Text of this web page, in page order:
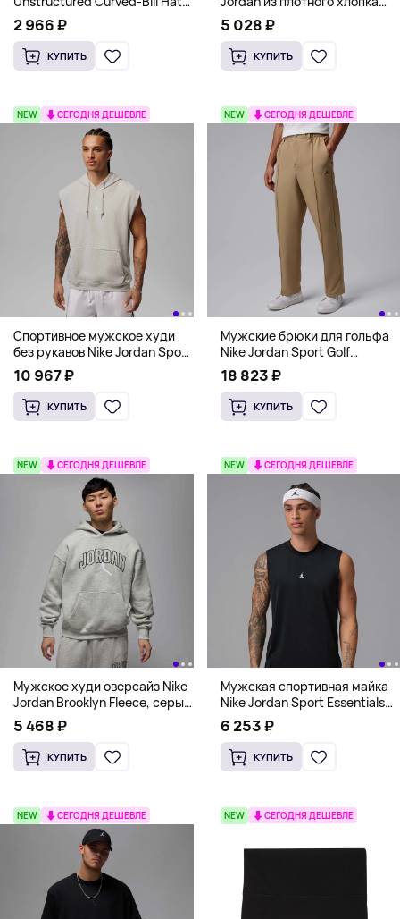
Nike, черный
2 966 ₽
КУПИТЬ
(свободная посадка),
фисташковый
5 028 ₽
КУПИТЬ
NEW СЕГОДНЯ ДЕШЕВЛЕ
Спортивное мужское худи
без рукавов Nike Jordan Sport
Crossover Dri-FIT, серый
меланж
10 967 ₽
КУПИТЬ
NEW СЕГОДНЯ ДЕШЕВЛЕ
Мужские брюки для гольфа
Nike Jordan Sport Golf
Trousers, бежевый
18 823 ₽
КУПИТЬ
NEW СЕГОДНЯ ДЕШЕВЛЕ
Мужское худи оверсайз Nike
Jordan Brooklyn Fleece, серый
меланж
5 468 ₽
КУПИТЬ
NEW СЕГОДНЯ ДЕШЕВЛЕ
Мужская спортивная майка
Nike Jordan Sport Essentials
Dri-FIT, черный
6 253 ₽
КУПИТЬ
NEW СЕГОДНЯ ДЕШЕВЛЕ NEW СЕГОДНЯ ДЕШЕВЛЕ